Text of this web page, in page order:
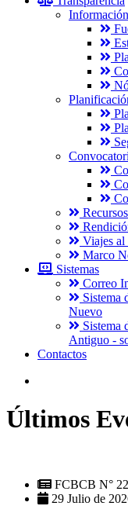
Viajes
Marco
Sistemas
Correo
Sistema
Nuevo
Sistema
Antiguo -
Contactos
Últimos
FCBCB N°
29 Julio de